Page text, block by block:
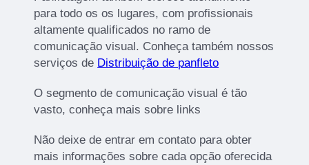
para todo os os lugares, com profissionais
altamente qualificados no ramo de
comunicação visual. Conheça também nossos
serviços de Distribuição de panfleto
O segmento de comunicação visual é tão
vasto, conheça mais sobre links
Não deixe de entrar em contato para obter
mais informações sobre cada opção oferecida